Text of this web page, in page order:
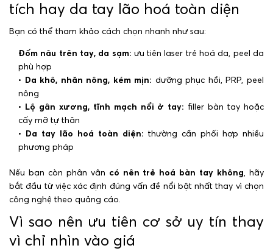
tích hay da tay lão hoá toàn diện
Bạn có thể tham khảo cách chọn nhanh như sau:
Đốm nâu trên tay, da sạm: ưu tiên laser trẻ hoá da, peel da
phù hợp
• Da khô, nhăn nông, kém mịn: dưỡng phục hồi, PRP, peel
nông
• Lộ gân xương, tĩnh mạch nổi ở tay: filler bàn tay hoặc
cấy mỡ tự thân
• Da tay lão hoá toàn diện: thường cần phối hợp nhiều
phương pháp
Nếu bạn còn phân vân có nên trẻ hoá bàn tay không, hãy
bắt đầu từ việc xác định đúng vấn đề nổi bật nhất thay vì chọn
công nghệ theo quảng cáo.
Vì sao nên ưu tiên cơ sở uy tín thay
vì chỉ nhìn vào giá